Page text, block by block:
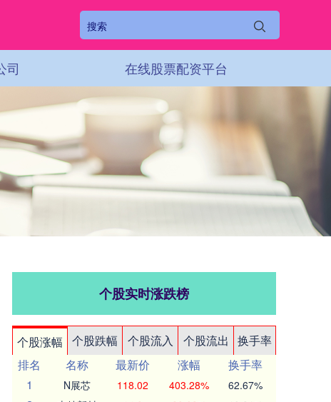
司 在线股票配资平台
个股实时涨跌榜
个股涨幅 个股跌幅 个股流入 个股流出
换手率
排名
名称 最新价 涨幅
换手率
1
N展芯 118.02 403.28% 62.67%